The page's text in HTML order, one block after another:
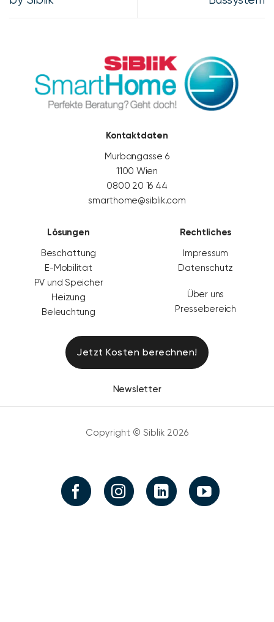
Kontaktdaten
Murbangasse 6
1100 Wien
0800 20 16 44
smarthome@siblik.com
Lösungen
Beschattung
E-Mobilität
PV und Speicher
Heizung
Beleuchtung
Rechtliches
Impressum
Datenschutz
Über uns
Pressebereich
Jetzt Kosten berechnen!
Newsletter
Copyright © Siblik 2026